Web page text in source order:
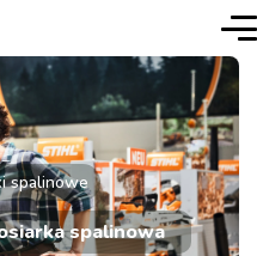
spalinowe
spalinowa